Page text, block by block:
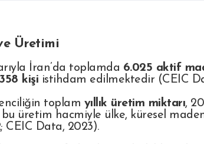
Üretimi
İran’da toplamda 6.025 aktif
kişi istihdam edilmektedir (CEIC
toplam yıllık üretim miktarı,
bu üretim hacmiyle ülke, küresel
CEIC Data, 2023).